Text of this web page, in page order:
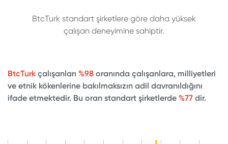
BtcTurk standart şirketlere göre daha yüksek
çalışan deneyimine sahiptir.
BtcTurk çalışanları %98 oranında çalışanlara, milliyetleri
ve etnik kökenlerine bakılmaksızın adil davranıldığını
ifade etmektedir. Bu oran standart şirketlerde %77 dir.